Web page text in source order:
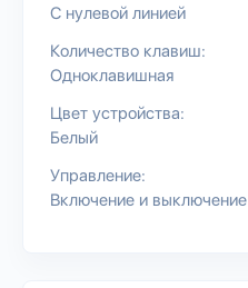
С нулевой линией
Количество клавиш:
Одноклавишная
Цвет устройства:
Белый
Управление:
Включение и выключение